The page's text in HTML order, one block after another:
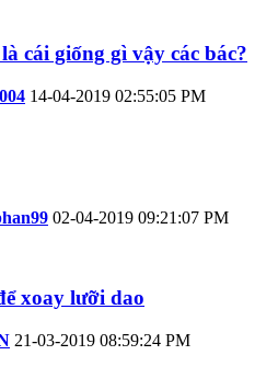
cái giống gì vậy các bác?
14-04-2019 02:55:05 PM
02-04-2019 09:21:07 PM
xoay lưỡi dao
21-03-2019 08:59:24 PM